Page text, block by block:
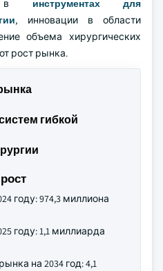
в инструментах для
, инновации в области
объема хирургических
рост рынка.
гибкой
году: 974,3 миллиона
году: 1,1 миллиарда
на 2034 год: 4,1